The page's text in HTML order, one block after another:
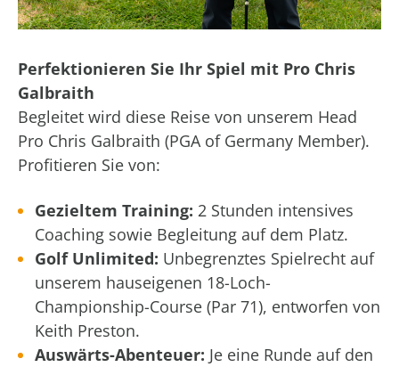
Perfektionieren Sie Ihr Spiel mit Pro Chris
Galbraith
Begleitet wird diese Reise von unserem Head
Pro Chris Galbraith (PGA of Germany Member).
Profitieren Sie von:
Gezieltem Training: 2 Stunden intensives
Coaching sowie Begleitung auf dem Platz.
Golf Unlimited: Unbegrenztes Spielrecht auf
unserem hauseigenen 18-Loch-
Championship-Course (Par 71), entworfen von
Keith Preston.
Auswärts-Abenteuer: Je eine Runde auf den